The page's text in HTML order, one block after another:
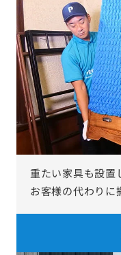
重たい家具も設置
お客様の代わりに